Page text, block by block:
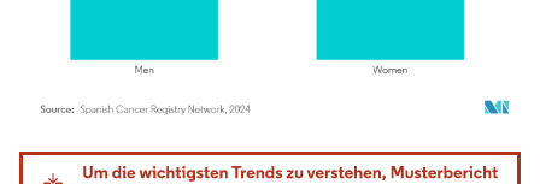
Bild © Mordor Intelligence. Wiederverwendung erfordert Namensnennung gemäß